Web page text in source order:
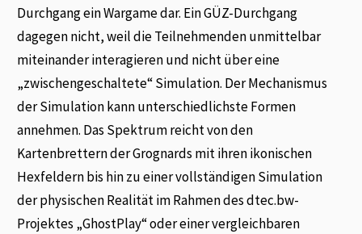
Durchgang ein Wargame dar. Ein GÜZ-Durchgang
dagegen nicht, weil die Teilnehmenden unmittelbar
miteinander interagieren und nicht über eine
„zwischengeschaltete“ Simulation. Der Mechanismus
der Simulation kann unterschiedlichste Formen
annehmen. Das Spektrum reicht von den
Kartenbrettern der Grognards mit ihren ikonischen
Hexfeldern bis hin zu einer vollständigen Simulation
der physischen Realität im Rahmen des dtec.bw-
Projektes „GhostPlay“ oder einer vergleichbaren